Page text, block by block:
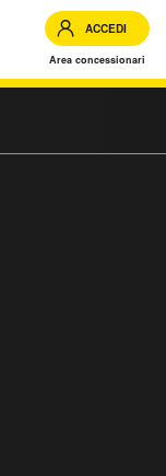
ACCEDI
Area concessionari